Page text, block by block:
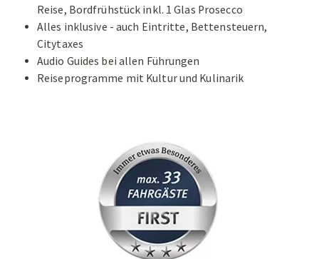
Reise, Bordfrühstück inkl. 1 Glas Prosecco
Alles inklusive - auch Eintritte, Bettensteuern,
Citytaxes
Audio Guides bei allen Führungen
Reiseprogramme mit Kultur und Kulinarik